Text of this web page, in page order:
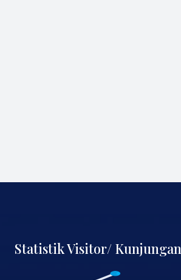
Statistik Visitor/ Kunjungan